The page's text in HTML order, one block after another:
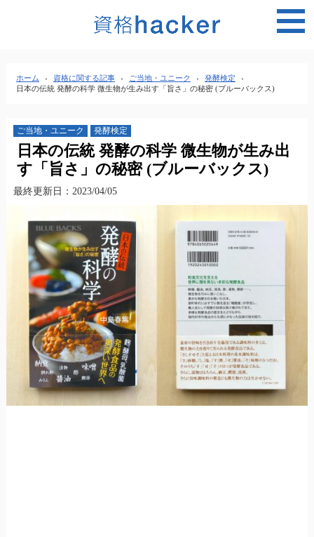
ホーム › 資格に関する記事 › ご当地・ユニーク › 発酵検定
›
日本の伝統 発酵の科学 微生物が生み出す「旨さ」の秘密 (ブルーバックス)
ご当地・ユニーク 発酵検定
日本の伝統 発酵の科学 微生物が生み出
す「旨さ」の秘密 (ブルーバックス)
最終更新日：2023/04/05